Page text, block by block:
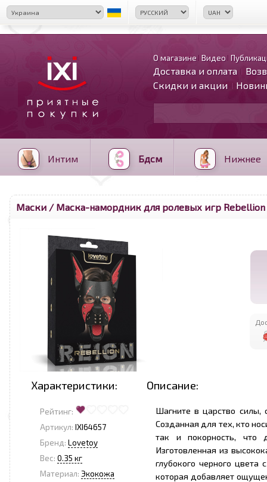
О магазине Видео
Доставка и оплата
Скидки и акции
Интим Бдсм Нижнее
Маски / Маска-намордник для ролевых игр Rebellion
Характеристики: Описание:
Рейтинг:
Артикул: IXI64657
Бренд: Lovetoy
Вес: 0.35 кг
Материал: Экокожа
Шагните в царство силы,
Созданная для тех, кто
так и покорность, что
Изготовленная из
глубокого черного
которая добавляет